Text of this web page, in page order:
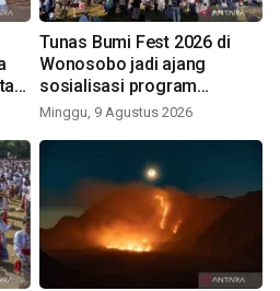
Tunas Bumi Fest 2026 di
Wonosobo jadi ajang
sosialisasi program
pemerintah lewat balon
Minggu, 9 Agustus 2026